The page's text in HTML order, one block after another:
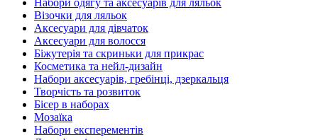
Набори одягу та аксесуарів для ляльок
Візочки для ляльок
Аксесуари для дівчаток
Аксесуари для волосся
Біжутерія та скриньки для прикрас
Косметика та нейл-дизайн
Набори аксесуарів, гребінці, дзеркальця
Творчість та розвиток
Бісер в наборах
Мозаїка
Набори експерементів